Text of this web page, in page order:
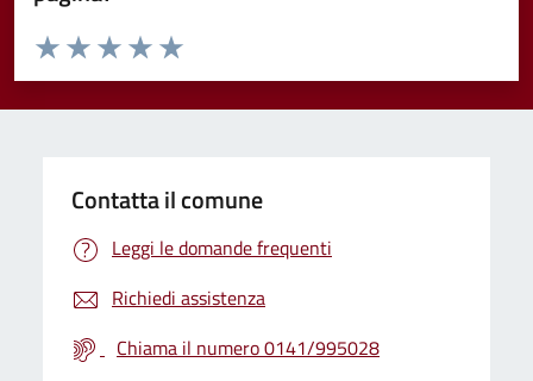
Valuta da 1 a 5 stelle la pagina
Valuta 5 stelle su 5
Valuta 4 stelle su 5
Valuta 3 stelle su 5
Valuta 2 stelle su 5
Valuta 1 stelle su 5
Contatta il comune
Leggi le domande frequenti
Richiedi assistenza
Chiama il numero 0141/995028